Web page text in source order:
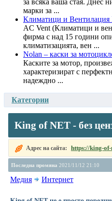
марки за ...
Климатици и
AC Vent (Климатици и
фирма с над 15 години
климатизацията, вен ...
Nolan – каски за
Каските за мотор,
характеризират с
надеждно ...
Категории
King of NET - без
Адрес на сайта: https://king-of-
Последна промяна 2021/11/12 21:10
Медия Интернет